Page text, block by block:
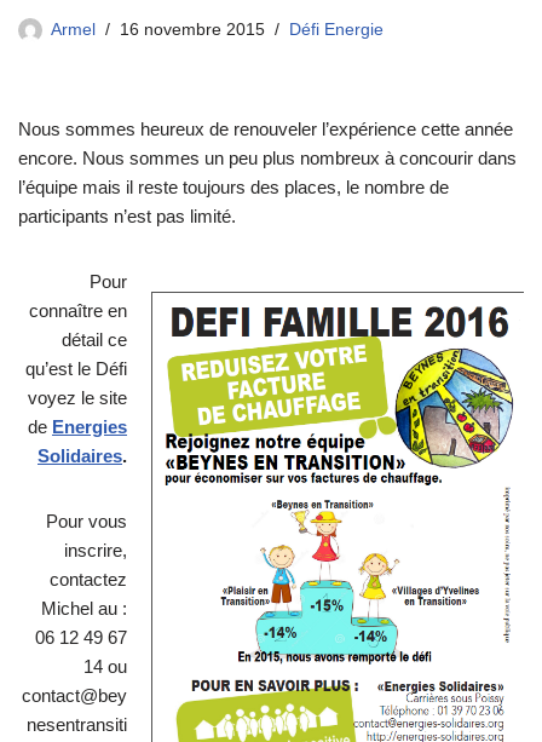
Armel 16 novembre 2015 Défi Energie
Nous sommes heureux de renouveler l’expérience cette année
encore. Nous sommes un peu plus nombreux à concourir dans
l’équipe mais il reste toujours des places, le nombre de
participants n’est pas limité.
Pour
connaître en
détail ce
qu’est le Défi
voyez le site
de Energies
Solidaires.
Pour vous
inscrire,
contactez
Michel au :
06 12 49 67
14 ou
contact@bey
nesentransiti